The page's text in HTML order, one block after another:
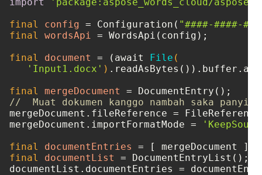
final
config = Configuration( "####-####-
final
wordsApi = WordsApi(config);
final
document = (await File (
'Input1.docx' )
final
mergeDocument =
//  Muat dokumen kanggo nambah saka
mergeDocument.fileReference =
mergeDocument.importFormatMode =
final
documentEntries =
final
documentList = DocumentEntryList();
documentList.documentEntries =